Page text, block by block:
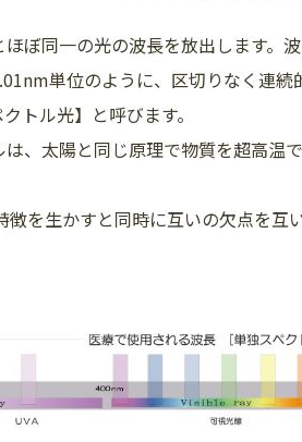
ぼ同一の光の波長を放出します。
単位のように、区切りなく連
トル光】と呼びます。
、太陽と同じ原理で物質を超高温
徴を生かすと同時に互いの欠点を